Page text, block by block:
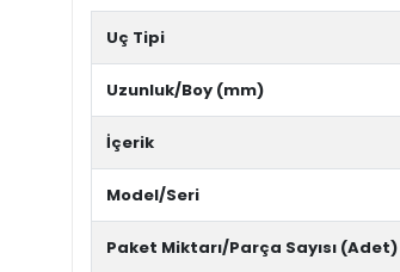
Uç Tipi
Uzunluk/Boy (mm)
İçerik
Model/Seri
Paket Miktarı/Parça Sayısı (Adet)